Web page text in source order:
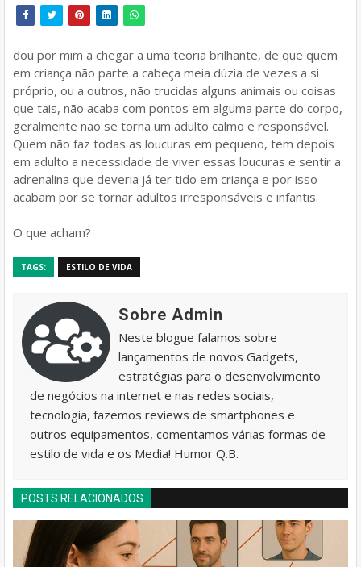
dou por mim a chegar a uma teoria brilhante, de que quem
em criança não parte a cabeça meia dúzia de vezes a si
próprio, ou a outros, não trucidas alguns animais ou coisas
que tais, não acaba com pontos em alguma parte do corpo,
geralmente não se torna um adulto calmo e responsável.
Quem não faz todas as loucuras em pequeno, tem depois
em adulto a necessidade de viver essas loucuras e sentir a
adrenalina que deveria já ter tido em criança e por isso
acabam por se tornar adultos irresponsáveis e infantis.
O que acham?
TAGS: ESTILO DE VIDA
Sobre Admin
Neste blogue falamos sobre
lançamentos de novos Gadgets,
estratégias para o desenvolvimento
de negócios na internet e nas redes sociais,
tecnologia, fazemos reviews de smartphones e
outros equipamentos, comentamos várias formas de
estilo de vida e os Media! Humor Q.B.
POSTS RELACIONADOS